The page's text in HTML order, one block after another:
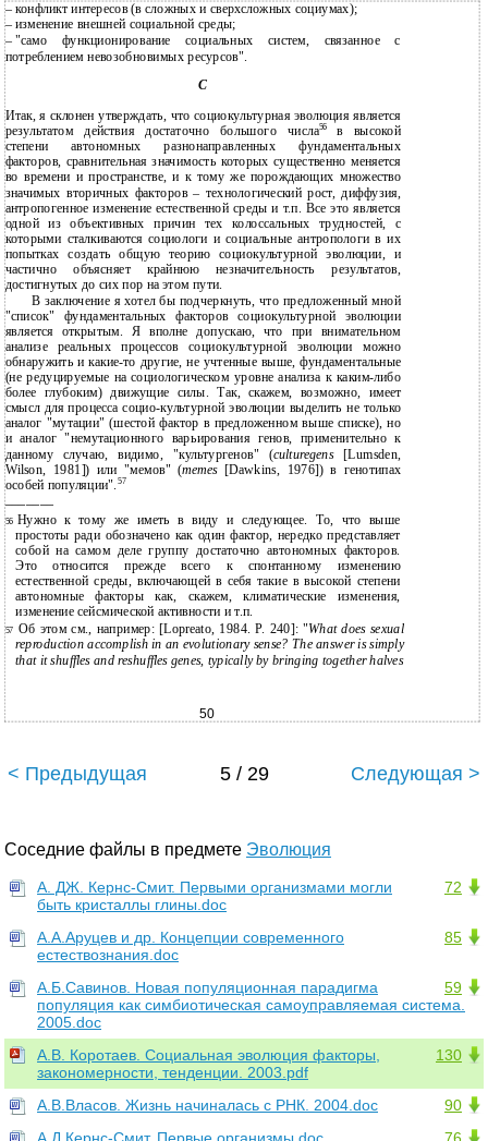
– конфликт интересов (в сложных и сверхсложных социумах);
– изменение внешней социальной среды;
– "само функционирование социальных систем, связанное с
потреблением невозобновимых ресурсов".
C
Итак, я склонен утверждать, что социокультурная эволюция является
результатом действия достаточно большого числа56 в высокой
степени автономных разнонаправленных фундаментальных
факторов, сравнительная значимость которых существенно меняется
во времени и пространстве, и к тому же порождающих множество
значимых вторичных факторов – технологический рост, диффузия,
антропогенное изменение естественной среды и т.п. Все это является
одной из объективных причин тех колоссальных трудностей, с
которыми сталкиваются социологи и социальные антропологи в их
попытках создать общую теорию социокультурной эволюции, и
частично объясняет крайнюю незначительность результатов,
достигнутых до сих пор на этом пути.
В заключение я хотел бы подчеркнуть, что предложенный мной
"список" фундаментальных факторов социокультурной эволюции
является открытым. Я вполне допускаю, что при внимательном
анализе реальных процессов социокультурной эволюции можно
обнаружить и какие-то другие, не учтенные выше, фундаментальные
(не редуцируемые на социологическом уровне анализа к каким-либо
более глубоким) движущие силы. Так, скажем, возможно, имеет
смысл для процесса социо-культурной эволюции выделить не только
аналог "мутации" (шестой фактор в предложенном выше списке), но
и аналог "немутационного варьирования генов, применительно к
данному случаю, видимо, "культургенов" (culturegens [Lumsden,
Wilson, 1981]) или "мемов" (memes [Dawkins, 1976]) в генотипах
особей популяции". 57
———————
56 Нужно к тому же иметь в виду и следующее. То, что выше
простоты ради обозначено как один фактор, нередко представляет
собой на самом деле группу достаточно автономных факторов.
Это относится прежде всего к спонтанному изменению
естественной среды, включающей в себя такие в высокой степени
автономные факторы как, скажем, климатические изменения,
изменение сейсмической активности и т.п.
57 Об этом см., например: [Lopreato, 1984. P. 240]: "What does sexual
reproduction accomplish in an evolutionary sense? The answer is simply
that it shuffles and reshuffles genes, typically by bringing together halves
50
< Предыдущая 5 / 29 Следующая >
Соседние файлы в предмете Эволюция
72
А. ДЖ. Кернс-Смит. Первыми организмами могли
быть кристаллы глины.doc
85
А.А.Аруцев и др. Концепции современного
естествознания.doc
59
А.Б.Савинов. Новая популяционная парадигма
популяция как симбиотическая самоуправляемая система.
2005.doc
130
А.В. Коротаев. Социальная эволюция факторы,
закономерности, тенденции. 2003.pdf
90
А.В.Власов. Жизнь начиналась с РНК. 2004.doc